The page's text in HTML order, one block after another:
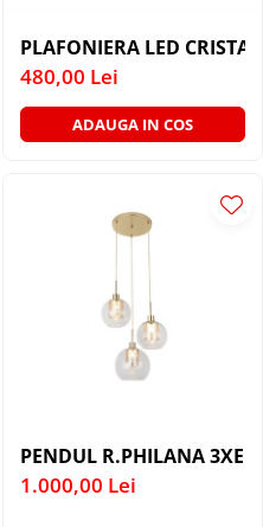
PLAFONIERA LED
480,00 Lei
ADAUGA IN COS
PENDUL R.PHILANA
1.000,00 Lei